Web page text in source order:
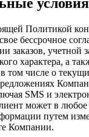
Политикой
бессрочное
заказов, учетной
характера, а
том числе о
SMS и
может в любое
путем
Компании.